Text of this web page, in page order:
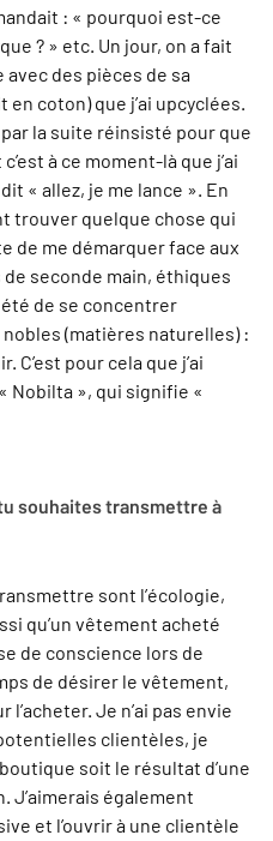
: « pourquoi est-ce
? » etc. Un jour, on a fait
des pièces de sa
coton) que j’ai upcyclées.
par la suite réinsisté pour que
à ce moment-là que j’ai
« allez, je me lance ». En
trouver quelque chose qui
de me démarquer face aux
seconde main, éthiques
été de se concentrer
(matières naturelles) :
C’est pour cela que j’ai
Nobilta », qui signifie «
souhaites transmettre à
sont l’écologie,
qu’un vêtement acheté
de conscience lors de
de désirer le vêtement,
Je n’ai pas envie
clientèles, je
soit le résultat d’une
J’aimerais également
et l’ouvrir à une clientèle